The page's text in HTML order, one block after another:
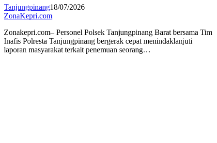
Tanjungpinang18/07/2026
ZonaKepri.com
Zonakepri.com– Personel Polsek Tanjungpinang Barat bersama Tim
Inafis Polresta Tanjungpinang bergerak cepat menindaklanjuti
laporan masyarakat terkait penemuan seorang…